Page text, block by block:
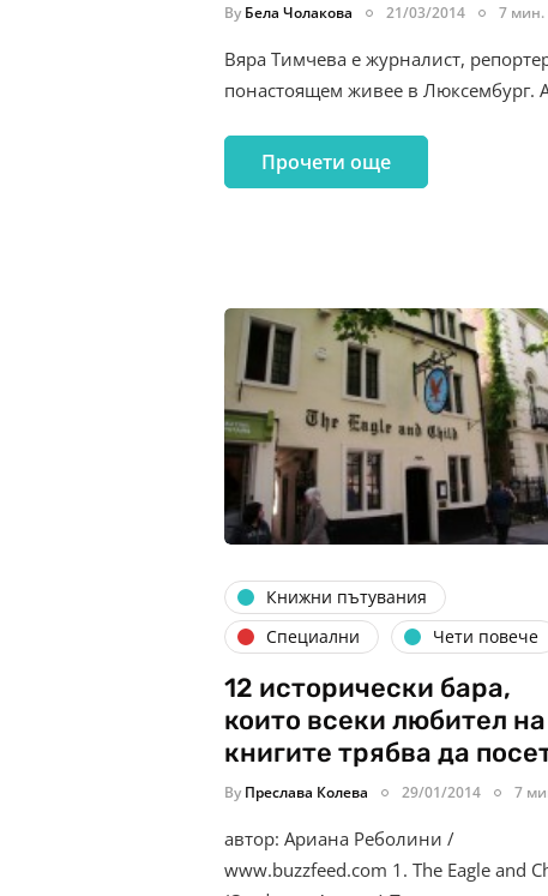
By Бела Чолакова 21/03/2014 7 мин.
Вяра Тимчева е журналист,
понастоящем живее в Люксембург.
Прочети още
Книжни пътувания
Специални
Чети повече
12 исторически бара,
които всеки любител на
книгите трябва да
By Преслава Колева 29/01/2014 7
автор: Ариана Реболини /
www.buzzfeed.com 1. The Eagle and